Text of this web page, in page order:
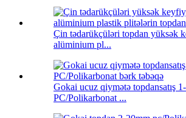
Çin tədarükçüləri topdan yüksək
alüminium pl...
Gokai ucuz qiymətə topdansatış
PC/Polikarbonat ...